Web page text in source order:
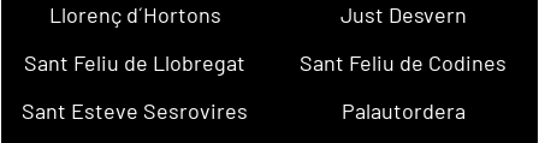
Llorenç d´Hortons
Just Desvern
Sant Feliu de Llobregat
Sant Feliu de Codines
Sant Esteve Sesrovires
Palautordera